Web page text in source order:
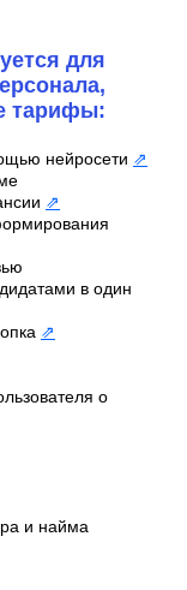
для
тарифы:
нейросети ⇗
⇗
в один
⇗
о
и найма